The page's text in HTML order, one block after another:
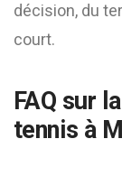
décision, du
court.
FAQ sur la
tennis à